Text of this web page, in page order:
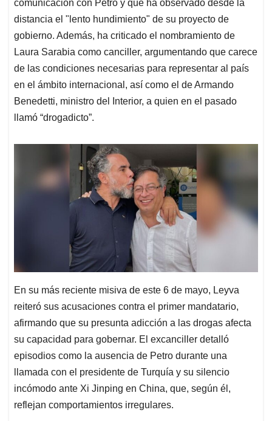
comunicación con Petro y que ha observado desde la
distancia el "lento hundimiento" de su proyecto de
gobierno. Además, ha criticado el nombramiento de
Laura Sarabia como canciller, argumentando que carece
de las condiciones necesarias para representar al país
en el ámbito internacional, así como el de Armando
Benedetti, ministro del Interior, a quien en el pasado
llamó “drogadicto”.
En su más reciente misiva de este 6 de mayo, Leyva
reiteró sus acusaciones contra el primer mandatario,
afirmando que su presunta adicción a las drogas afecta
su capacidad para gobernar. El excanciller detalló
episodios como la ausencia de Petro durante una
llamada con el presidente de Turquía y su silencio
incómodo ante Xi Jinping en China, que, según él,
reflejan comportamientos irregulares.